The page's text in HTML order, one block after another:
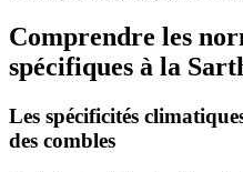
Comprendre les
spécifiques à la
Les spécificités
des combles